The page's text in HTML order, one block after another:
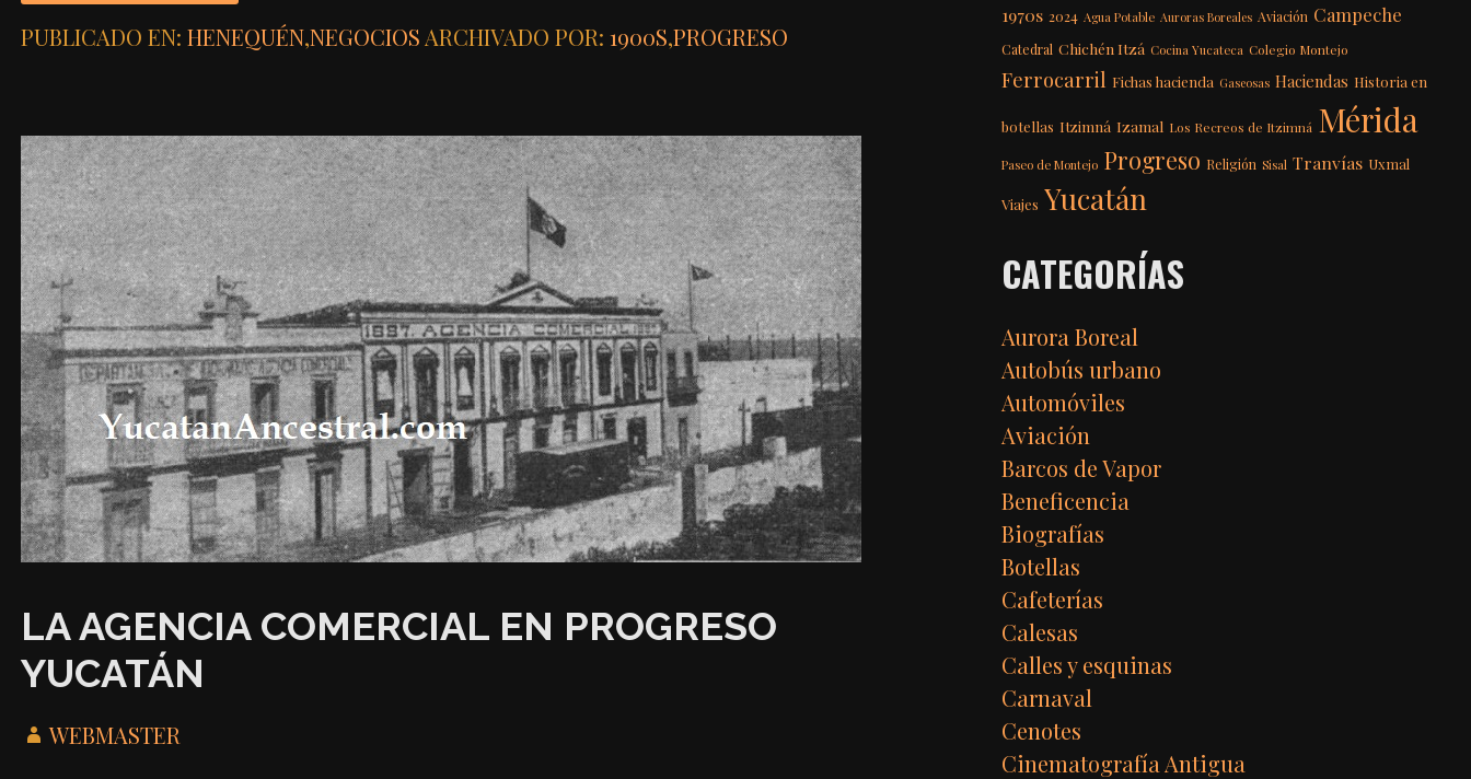
PUBLICADO EN: HENEQUÉN,NEGOCIOS ARCHIVADO POR: 1900S,PROGRESO
LA AGENCIA COMERCIAL EN PROGRESO
YUCATÁN
WEBMASTER
1970s 2024 Agua Potable Auroras Boreales Aviación Campeche
Catedral Chichén Itzá Cocina Yucateca Colegio Montejo
Ferrocarril Fichas hacienda Gaseosas Haciendas Historia en
botellas Itzimná Izamal Los Recreos de Itzimná Mérida
Paseo de Montejo Progreso Religión Sisal Tranvías Uxmal
Viajes Yucatán
CATEGORÍAS
Aurora Boreal
Autobús urbano
Automóviles
Aviación
Barcos de Vapor
Beneficencia
Biografías
Botellas
Cafeterías
Calesas
Calles y esquinas
Carnaval
Cenotes
Cinematografía Antigua